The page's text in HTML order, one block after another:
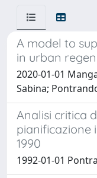
A model to
in urban
2020-01-01
Sabina;
Analisi critica
pianificazione
1990
1992-01-01